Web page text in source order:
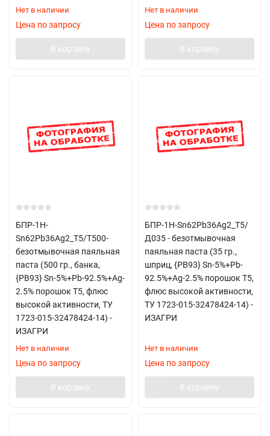
Нет в наличии
Цена по запросу
В корзину
Нет в наличии
Цена по запросу
В корзину
БПР-1Н-
Sn62Pb36Ag2_Т5/T500-
безотмывочная паяльная
паста (500 гр., банка,
{PB93} Sn-5%+Pb-92.5%+Ag-
2.5% порошок Т5, флюс
высокой активности, ТУ
1723-015-32478424-14) -
ИЗАГРИ
Нет в наличии
Цена по запросу
В корзину
БПР-1Н-Sn62Pb36Ag2_Т5/
Д035 - безотмывочная
паяльная паста (35 гр.,
шприц, {PB93} Sn-5%+Pb-
92.5%+Ag-2.5% порошок Т5,
флюс высокой активности,
ТУ 1723-015-32478424-14) -
ИЗАГРИ
Нет в наличии
Цена по запросу
В корзину